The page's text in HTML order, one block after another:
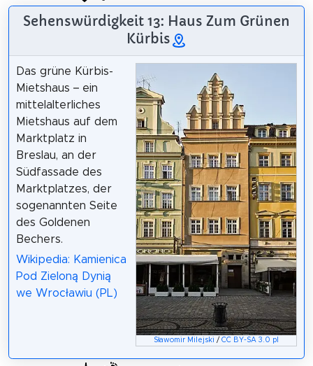
Sehenswürdigkeit 13: Haus Zum Grünen
Kürbis
Sławomir Milejski /CC BY-SA 3.0 pl
Das grüne Kürbis-
Mietshaus – ein
mittelalterliches
Mietshaus auf dem
Marktplatz in
Breslau, an der
Südfassade des
Marktplatzes, der
sogenannten Seite
des Goldenen
Bechers.
Wikipedia: Kamienica
Pod Zieloną Dynią
we Wrocławiu (PL)